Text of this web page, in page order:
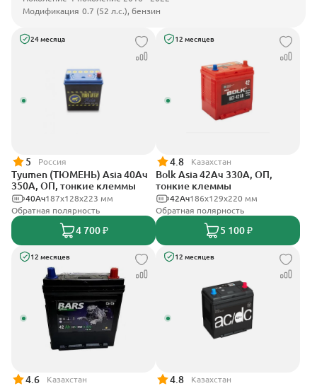
Модификация 0.7 (52 л.с.), бензин
24 месяца
5 Россия
Tyumen (ТЮМЕНЬ) Asia 40Ач
350А, ОП, тонкие клеммы
187х128х223 мм
40Ач
Обратная полярность
4 700 ₽
12 месяцев
4.8 Казахстан
Bolk Asia 42Ач 330А, ОП,
тонкие клеммы
186х129х220 мм
42Ач
Обратная полярность
5 100 ₽
12 месяцев
4.6 Казахстан
12 месяцев
4.8 Казахстан